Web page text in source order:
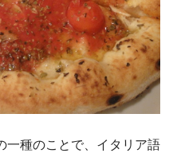
一種のことで、イタリア語